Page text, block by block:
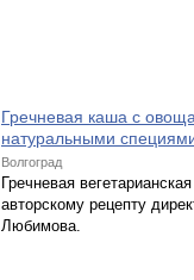
Гречневая каша с
натуральными
Волгоград
Гречневая
авторскому рецепту
Любимова.